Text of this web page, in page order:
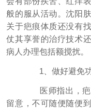
般的服从活动。沈阳
关于疤痕体质还没有
仗其享誉的治疗技术
病人办理包括额搅扰。
1、做好避免
医师指出，疤
留意，不可随便随便